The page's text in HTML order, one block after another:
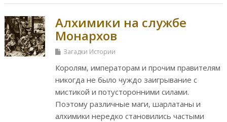
Алхимики на службе
Монархов
Загадки Истории
Королям, императорам и прочим правителям
никогда не было чуждо заигрывание с
мистикой и потусторонними силами.
Поэтому различные маги, шарлатаны и
алхимики нередко становились частыми